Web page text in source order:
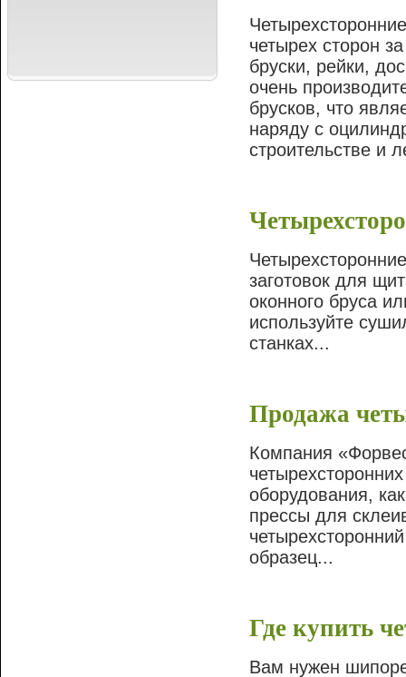
четырех сторон
бруски, рейки,
очень
брусков, что
наряду с
строительстве и
заготовок для
оконного бруса
используйте
станках...
Продажа
Компания
оборудования,
прессы для
образец...
Где купить
Вам нужен